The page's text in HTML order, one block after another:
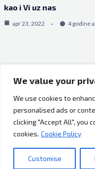
We value your
We use cookies to
personalised ads or
clicking "Accept All", you
cookies. Cookie Policy
Customise
kao i Vi uz nas
apr 23, 2022 4 godine
Copyright